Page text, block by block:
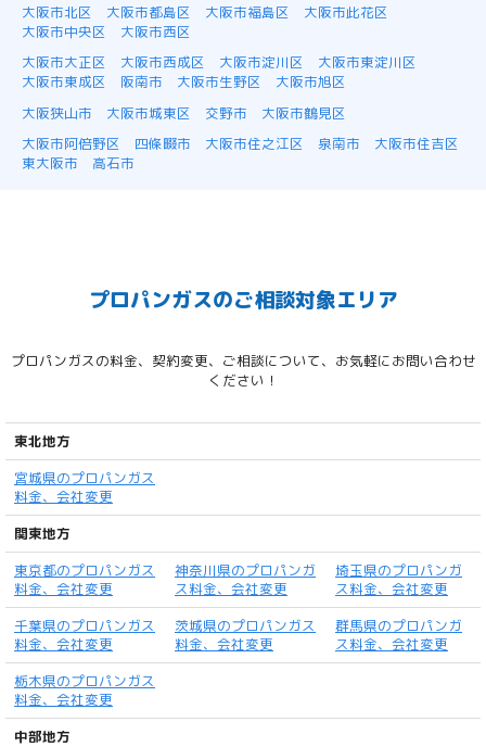
大阪市北区 大阪市都島区 大阪市福島区
大阪市此花区
大阪市中央区
大阪市西区
大阪市大正区
大阪市西成区 大阪市淀川区
大阪市東淀川区
大阪市東成区
阪南市 大阪市生野区
大阪市旭区
大阪狭山市
大阪市城東区 交野市
大阪市鶴見区
大阪市阿倍野区
四條畷市 大阪市住之江区 泉南市
大阪市住吉区
東大阪市
高石市
プロパンガスのご相談対象エリア
プロパンガスの料金、契約変更、ご相談について、お気軽にお問い合わせ
ください！
東北地方
宮城県のプロパンガス
料金、会社変更
関東地方
東京都のプロパンガス
料金、会社変更
神奈川県のプロパンガ
ス料金、会社変更
埼玉県のプロパンガ
ス料金、会社変更
千葉県のプロパンガス
料金、会社変更
茨城県のプロパンガス
料金、会社変更
群馬県のプロパンガ
ス料金、会社変更
栃木県のプロパンガス
料金、会社変更
中部地方